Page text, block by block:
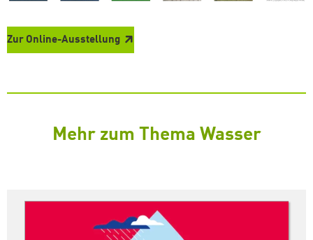
Zur Online-Ausstellung
Mehr zum Thema Wasser